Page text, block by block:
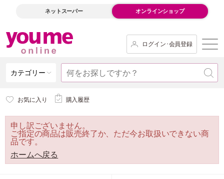
ネットスーパー オンラインショップ
ログイン･会員登録
カテゴリー
お気に入り 購入履歴
申し訳ございません。
ご指定の商品は販売終了か、ただ今お取扱いできない商
品です。
ホームへ戻る